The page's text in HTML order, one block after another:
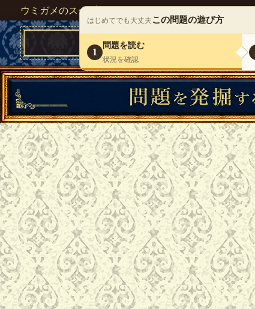
ウミガメのスープが１人で遊べる『 DEBONO（デボノ
はじめてでも大丈夫この問題の遊び方
1
問題を読む
状況を確認